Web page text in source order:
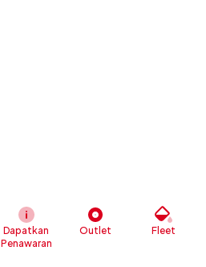
Dapatkan
Penawaran
Outlet Fleet